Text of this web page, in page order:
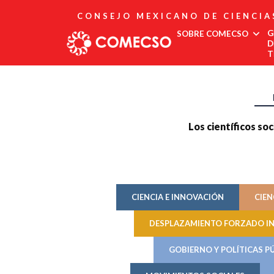
CONSEJO MEXICANO DE
SOBRE COMECSO
Estatutos
Los científicos
CIENCIA E INNOVACIÓN
DESPLAZAMIENTO FORZADO
GOBIERNO Y POLÍTICAS